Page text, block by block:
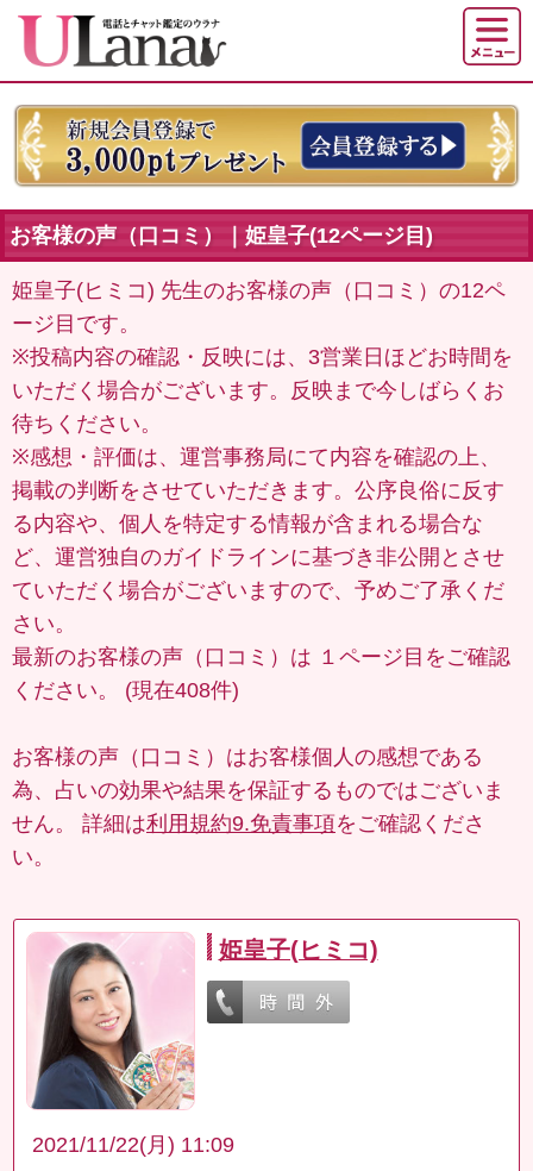
お客様の声（口コミ）｜姫皇子(12ページ目)
姫皇子(ヒミコ) 先生のお客様の声（口コミ）の12ペ
ージ目です。
※投稿内容の確認・反映には、3営業日ほどお時間を
いただく場合がございます。反映まで今しばらくお
待ちください。
※感想・評価は、運営事務局にて内容を確認の上、
掲載の判断をさせていただきます。公序良俗に反す
る内容や、個人を特定する情報が含まれる場合な
ど、運営独自のガイドラインに基づき非公開とさせ
ていただく場合がございますので、予めご了承くだ
さい。
最新のお客様の声（口コミ）は １ページ目 をご確認
ください。 (現在408件)
お客様の声（口コミ）はお客様個人の感想である
為、占いの効果や結果を保証するものではございま
せん。 詳細は利用規約9.免責事項をご確認くださ
い。
姫皇子(ヒミコ)
2021/11/22(月) 11:09